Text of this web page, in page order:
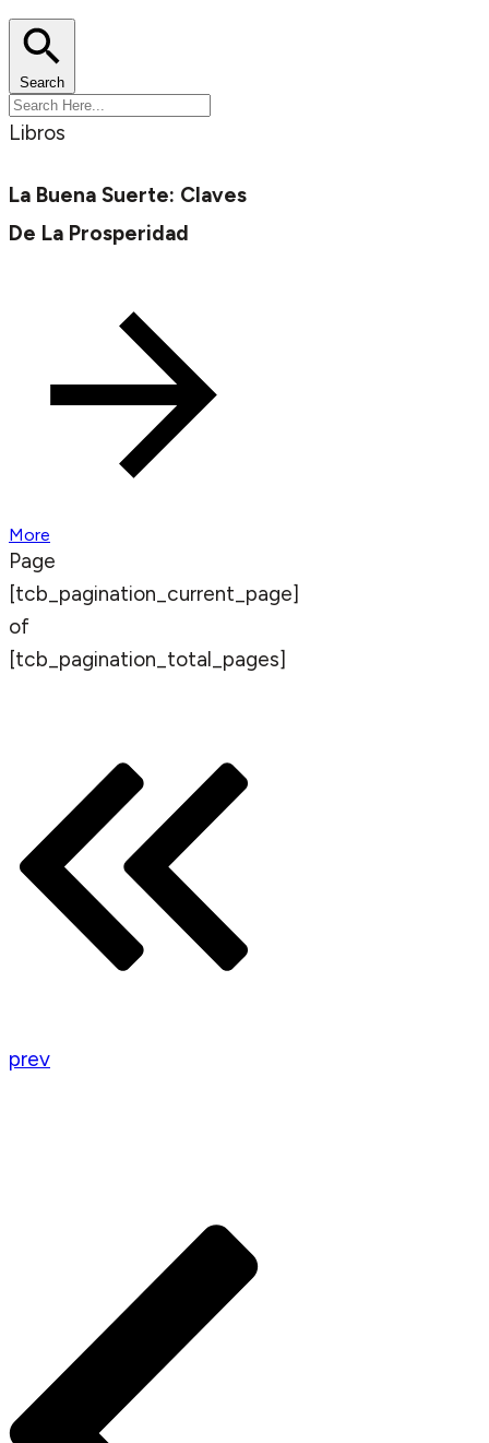
Search
Libros
La Buena Suerte: Claves
De La Prosperidad
More
Page
[tcb_pagination_current_page]
of
[tcb_pagination_total_pages]
prev